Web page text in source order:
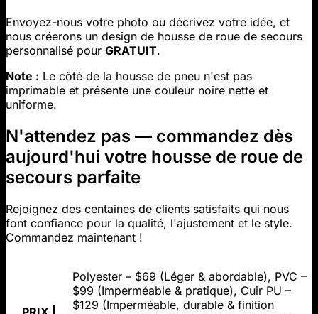
Envoyez-nous votre photo ou décrivez votre idée, et
nous créerons un design de housse de roue de secours
personnalisé pour GRATUIT.
Note : Le côté de la housse de pneu n'est pas
imprimable et présente une couleur noire nette et
uniforme.
N'attendez pas — commandez dès
aujourd'hui votre housse de roue de
secours parfaite
Rejoignez des centaines de clients satisfaits qui nous
font confiance pour la qualité, l'ajustement et le style.
Commandez maintenant !
Polyester – $69 (Léger & abordable), PVC –
$99 (Imperméable & pratique), Cuir PU –
$129 (Imperméable, durable & finition